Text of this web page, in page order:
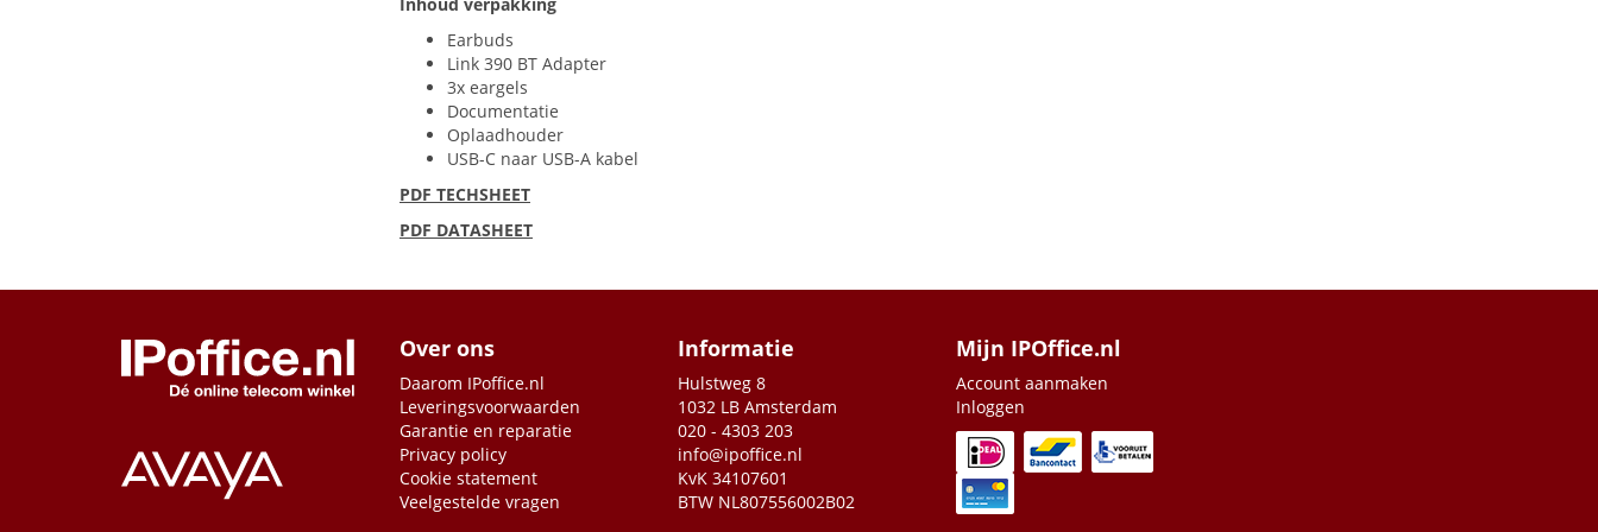
Earbuds
Link 390 BT Adapter
3x eargels
Documentatie
Oplaadhouder
USB-C naar USB-A kabel
PDF TECHSHEET
PDF DATASHEET
Over ons
Daarom IPoffice.nl
Leveringsvoorwaarden
Garantie en reparatie
Privacy policy
Cookie statement
Veelgestelde vragen
Informatie
Hulstweg 8
1032 LB Amsterdam
020 - 4303 203
info@ipoffice.nl
KvK 34107601
BTW NL807556002B02
Mijn IPOffice.nl
Account aanmaken
Inloggen